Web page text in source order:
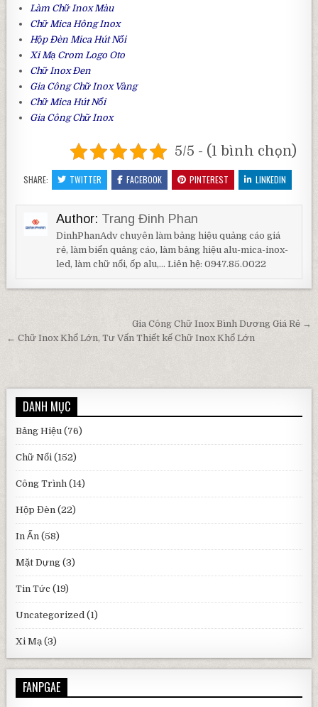
Làm Chữ Inox Màu
Chữ Mica Hông Inox
Hộp Đèn Mica Hút Nổi
Xi Mạ Crom Logo Oto
Chữ Inox Đen
Gia CôngChữ Inox Vàng
Chữ Mica Hút Nổi
Gia Công Chữ Inox
5/5 - (1 bình chọn)
SHARE: TWITTER FACEBOOK PINTEREST LINKEDIN
Author: Trang Đinh Phan
DinhPhanAdv chuyên làm bảng hiệu quảng cáo giá
rẻ, làm biển quảng cáo, làm bảng hiệu alu-mica-inox-
led, làm chữ nổi, ốp alu,... Liên hệ: 0947.85.0022
Điều hướng bài viếtGia Công Chữ Inox Bình Dương Giá Rẻ →
← Chữ Inox Khổ Lớn, Tư Vấn Thiết kế Chữ Inox Khổ Lớn
DANH MỤC
Bảng Hiệu (76)
Chữ Nổi (152)
Công Trình (14)
Hộp Đèn (22)
In Ấn (58)
Mặt Dựng (3)
Tin Tức (19)
Uncategorized (1)
Xi Mạ (3)
FANPGAE